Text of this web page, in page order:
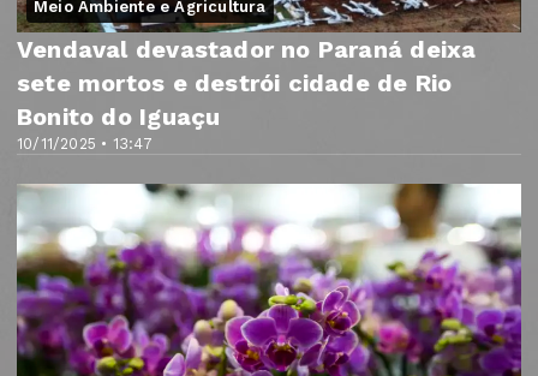
Meio Ambiente e Agricultura
10/11/2025 • 13:47
Vendaval devastador no Paraná deixa
sete mortos e destrói cidade de Rio
Bonito do Iguaçu